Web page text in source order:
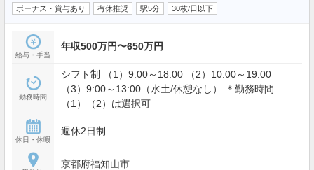
ボーナス・賞与あり
有休推奨 駅5分 30枚/日以下
給与・手当
年収500万円〜650万円
勤務時間
シフト制 （1）9:00～18:00 （2）10:00～19:00
（3）9:00～13:00（水土/休憩なし） ＊勤務時間
（1）（2）は選択可
休日・休暇
週休2日制
京都府福知山市